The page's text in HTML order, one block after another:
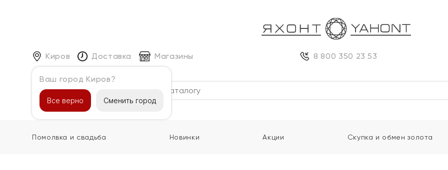
Киров
Ваш город Киров?
Все верно Сменить город
Доставка Магазины 8 800 350 23 53
Каталог
Помолвка и свадьба Новинки Акции Скупка и обмен золота